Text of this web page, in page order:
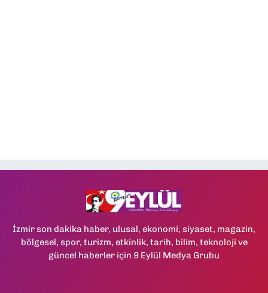
İzmir son dakika haber, ulusal, ekonomi, siyaset, magazin,
bölgesel, spor, turizm, etkinlik, tarih, bilim, teknoloji ve
güncel haberler için 9 Eylül Medya Grubu